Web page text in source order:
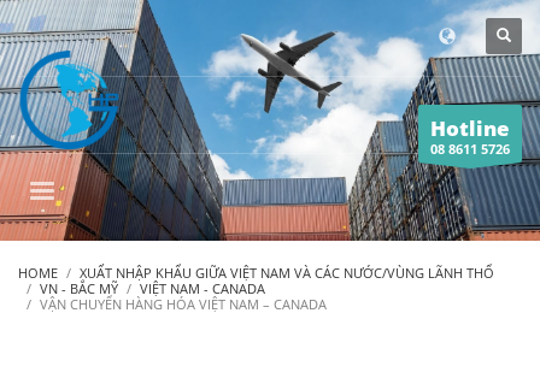
Hotline
08 8611 5726
HOME
XUẤT NHẬP KHẨU GIỮA VIỆT NAM VÀ CÁC NƯỚC/VÙNG LÃNH THỔ
VN - BẮC MỸ
VIỆT NAM - CANADA
VẬN CHUYỂN HÀNG HÓA VIỆT NAM – CANADA